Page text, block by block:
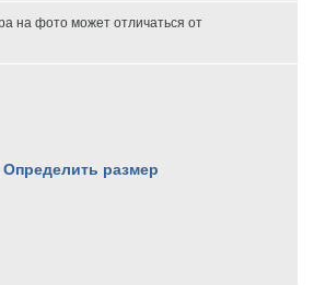
на фото может отличаться от
Определить размер